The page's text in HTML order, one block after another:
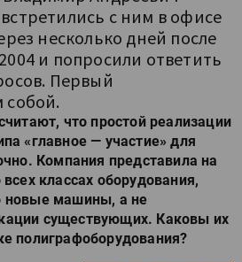
с ним в офисе
несколько дней после
и попросили ответить
Первый
собой.
что простой реализации
«главное — участие» для
Компания представила на
классах оборудования,
новые машины, а не
существующих. Каковы их
полиграфоборудования?